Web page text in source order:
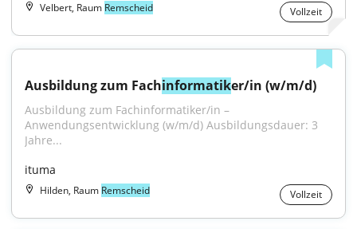
Velbert, Raum Remscheid Vollzeit
Ausbildung zum Fachinformatiker/in (w/m/d)
Ausbildung zum Fachinformatiker/in –
Anwendungsentwicklung (w/m/d) Ausbildungsdauer: 3
Jahre...
ituma
Hilden, Raum Remscheid Vollzeit